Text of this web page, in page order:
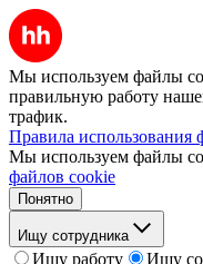
Мы используем файлы
правильную работу
трафик.
Правила использования
Мы используем файлы
файлов cookie
Понятно
Ищу сотрудника
Ищу работу
Ищу